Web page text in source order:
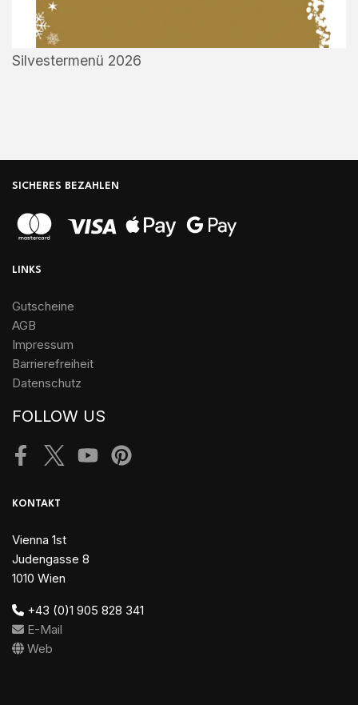
Silvestermenü 2026
SICHERES BEZAHLEN
LINKS
Gutscheine
AGB
Impressum
Barrierefreiheit
Datenschutz
FOLLOW US
FacebookTwitterYoutubePinterest
KONTAKT
Vienna 1st
Judengasse 8
1010 Wien
+43 (0)1 905 828 341
E-Mail
Web